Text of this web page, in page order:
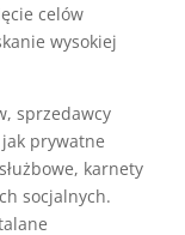
celów
wysokiej
sprzedawcy
prywatne
karnety
socjalnych.